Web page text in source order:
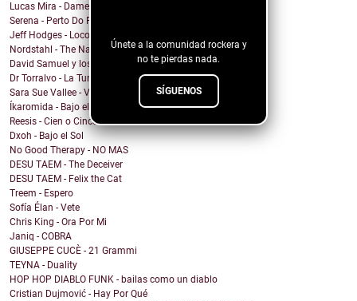
Únete a la comunidad rockera y
no te pierdas nada.
SÍGUENOS
Lucas Mira - Dame alguna señal
Serena - Perto Do Fim
Jeff Hodges - Loco Motive (Music Row Mix)
Nordstahl - The Nameless Hour
David Samuel y los problemas de Macario - Sonámbulo
Dr Torralvo - La Tumba
Sara Sue Vallee - Vagues
Íkaromida - Bajo el sol
Reesis - Cien o Cinco
Dxoh - Bajo el Sol
No Good Therapy - NO MAS
DESU TAEM - The Deceiver
DESU TAEM - Felix the Cat
Treem - Espero
Sofía Élan - Vete
Chris King - Ora Por Mi
Janiq - COBRA
GIUSEPPE CUCÈ - 21 Grammi
TEYNA - Duality
HOP HOP DIABLO FUNK - bailas como un diablo
Cristian Dujmović - Hay Por Qué